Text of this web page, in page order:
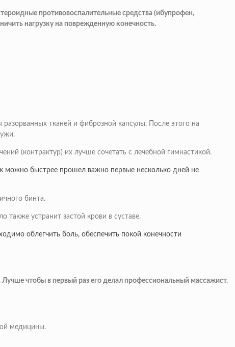
противовоспалительные средства (ибупрофен,
нагрузку на поврежденную конечность.
тканей и фиброзной капсулы. После этого на
(контрактур) их лучше сочетать с лечебной гимнастикой.
можно быстрее прошел важно первые несколько дней не
бинта.
устранит застой крови в суставе.
облегчить боль, обеспечить покой конечности
чтобы в первый раз его делал профессиональный массажист.
медицины.